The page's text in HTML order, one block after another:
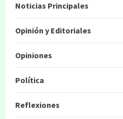
Noticias Principales
Opinión y Editoriales
Opiniones
Política
Reflexiones